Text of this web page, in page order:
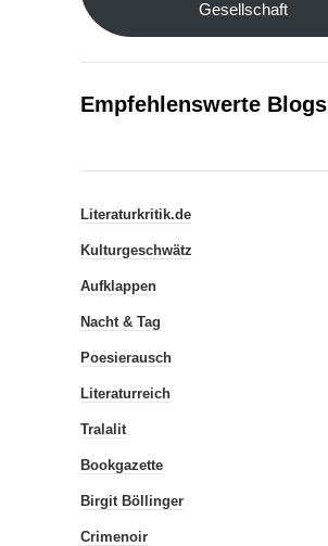
Gesellschaft
Empfehlenswerte Blogs
Literaturkritik.de
Kulturgeschwätz
Aufklappen
Nacht & Tag
Poesierausch
Literaturreich
Tralalit
Bookgazette
Birgit Böllinger
Crimenoir